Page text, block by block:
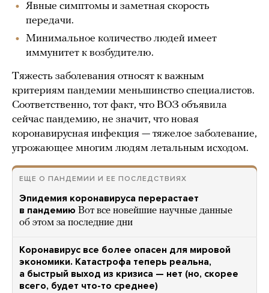
Явные симптомы и заметная скорость
передачи.
Минимальное количество людей имеет
иммунитет к возбудителю.
Тяжесть заболевания относят к важным
критериям пандемии меньшинство специалистов.
Соответственно, тот факт, что ВОЗ объявила
сейчас пандемию, не значит, что новая
коронавирусная инфекция — тяжелое заболевание,
угрожающее многим людям летальным исходом.
ЕЩЕ О ПАНДЕМИИ И ЕЕ ПОСЛЕДСТВИЯХ
Эпидемия коронавируса перерастает
в пандемию Вот все новейшие научные данные
об этом за последние дни
Коронавирус все более опасен для мировой
экономики. Катастрофа теперь реальна,
а быстрый выход из кризиса — нет (но, скорее
всего, будет что-то среднее)